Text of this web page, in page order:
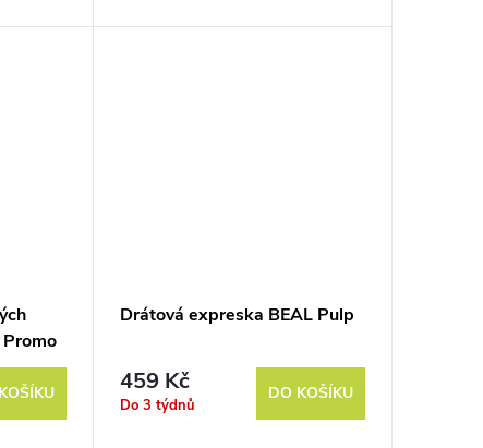
Drátová expreska BEAL Pulp
459 Kč
Do 3 týdnů
DO KOŠÍKU